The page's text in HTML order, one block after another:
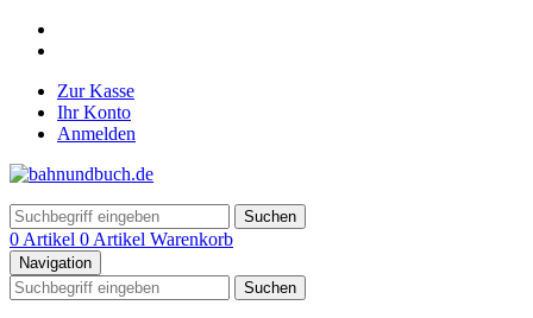
Zur Kasse
Ihr Konto
Anmelden
Suchen
0 Artikel 0 Artikel Warenkorb
Navigation
Suchen